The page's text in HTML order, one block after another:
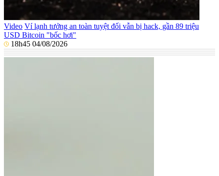
Video Ví lạnh tưởng an toàn tuyệt đối vẫn bị hack, gần 89 triệu
USD Bitcoin "bốc hơi"
18h45 04/08/2026